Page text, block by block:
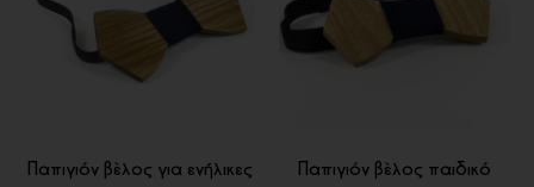
Παπιγιόν βέλος για ενήλικες Παπιγιόν βέλος παιδικό